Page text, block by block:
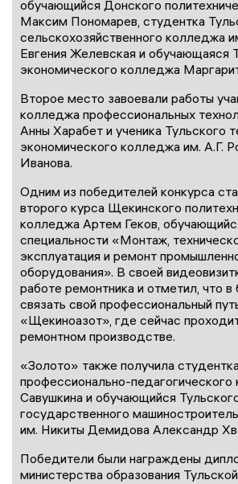
обучающийся Донского
Максим Пономарев, студентка
сельскохозяйственного колледжа
Евгения Желевская и обучающаяся
экономического колледжа
Второе место завоевали работы
колледжа профессиональных
Анны Харабет и ученика Тульского
экономического колледжа им. А.Г.
Иванова.
Одним из победителей конкурса
второго курса Щекинского
колледжа Артем Геков,
специальности «Монтаж,
эксплуатация и ремонт
оборудования». В своей
работе ремонтника и отметил, что
связать свой профессиональный
«Щекиноазот», где сейчас
ремонтном производстве.
«Золото» также получила
профессионально-
Савушкина и обучающийся
государственного
им. Никиты Демидова Александр
Победители были награждены
министерства образования